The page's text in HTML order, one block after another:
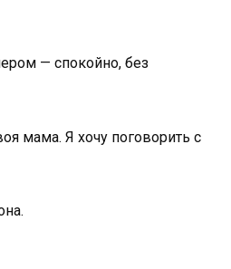
— спокойно, без
мама. Я хочу поговорить с